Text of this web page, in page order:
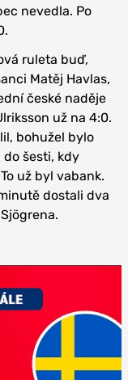
nevedla. Po
ruleta buď,
Matěj Havlas,
české naděje
už na 4:0.
bohužel bylo
šesti, kdy
už byl vabank.
dostali dva